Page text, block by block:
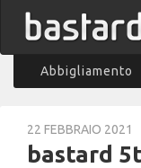
Abbigliamento
22 FEBBRAIO 2021
bastard